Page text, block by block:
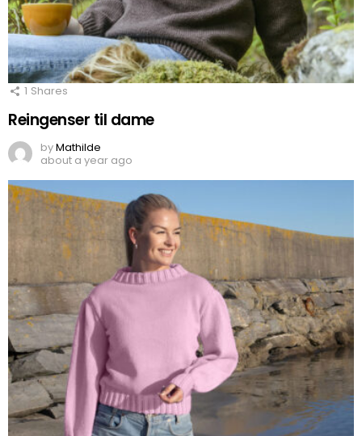
1 Shares
Reingenser til dame
byMathilde
about a year ago